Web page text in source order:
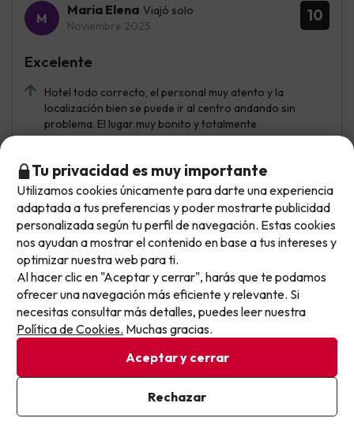
10
Maria Elena Viajó solo
Noviembre 2025
Hotel todo correcto, el personal muy atento y la
localización bien se puede ir al centro andando sin
problema. El lugar muy bonito y totalmente
recomendable visitar.
Excelente
7.7
Churru76 Viajó en pareja
Octubre 2025
Personal amanble Todo muy limpio Buena ubicación y
transporte publico junto al hotel
Mas variedad en el desayuno
Bien
No llegas tarde: llegas al siguiente.
Este chollo ya ha caducado, pero cada día lanzamos
nuevas oportunidades para viajar mejor y pagar
menos.
Apúntate y que el próximo no se te escape.
Pon tu mejor e-mail
Ya estoy suscrito
Al suscribirte, confirmas haber leído y estar de acuerdo con la
Tu privacidad es muy importante
Utilizamos cookies únicamente para darte una experiencia
adaptada a tus preferencias y poder mostrarte publicidad
personalizada según tu perfil de navegación. Estas cookies
nos ayudan a mostrar el contenido en base a tus intereses y
optimizar nuestra web para ti.
Al hacer clic en "Aceptar y cerrar", harás que te podamos
ofrecer una navegación más eficiente y relevante. Si
necesitas consultar más detalles, puedes leer nuestra
Política de Cookies. Muchas gracias.
Aceptar y cerrar
Rechazar